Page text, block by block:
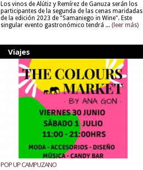
Los vinos de Alútiz y Remírez de Ganuza serán los
participantes de la segunda de las cenas maridadas
de la edición 2023 de "Samaniego in Wine". Este
singular evento gastronómico tendrá ... (leer más)
Viajes
POP UP CAMPUZANO